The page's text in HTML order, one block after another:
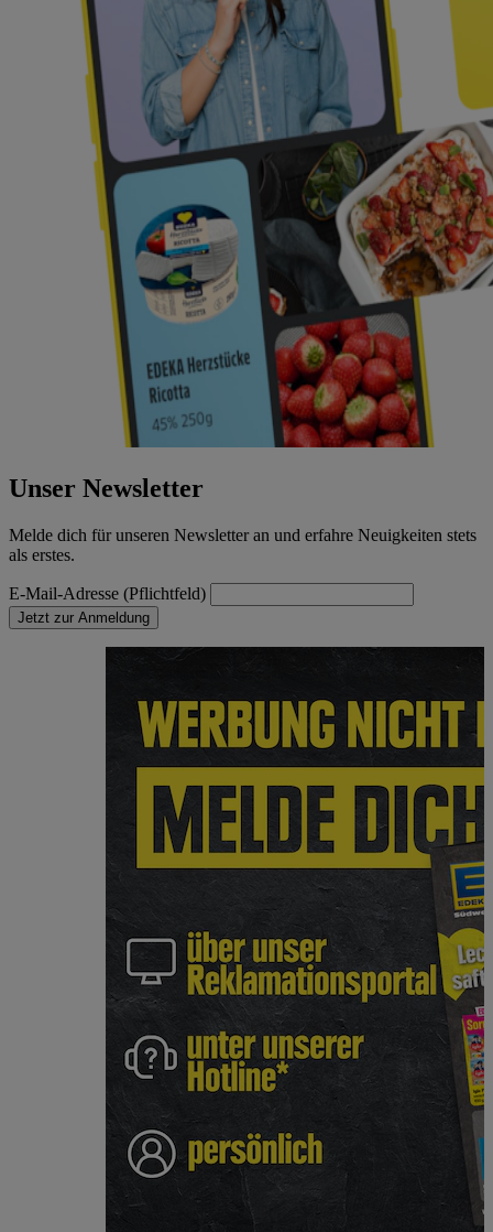
Unser Newsletter
Melde dich für unseren Newsletter an und erfahre Neuigkeiten stets
als erstes.
E-Mail-Adresse (Pflichtfeld)
Jetzt zur Anmeldung